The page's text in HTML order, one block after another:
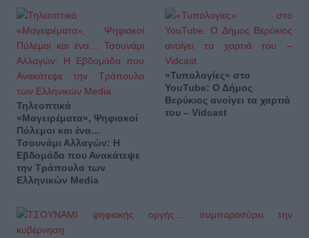
Τηλεοπτικά
«Μαγειρέματα», Ψηφιακοί
Πόλεμοι και ένα…
Τσουνάμι Αλλαγών: Η
Εβδομάδα που Ανακάτεψε
την Τράπουλα των
Ελληνικών Media
«Τυπολογίες» στο
YouTube: Ο Δήμος
Βερύκιος ανοίγει τα χαρτιά
του – Vidcast